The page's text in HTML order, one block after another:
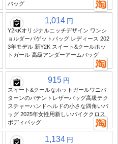
バッグ
1,014 円
Y2KKオリジナルニッチデザイン ワンシ
ョルダーバゲットバッグ レディース 202
3年モデル 新Y2K スイート&クールホッ
トガール 高級アンダーアームバッグ
915 円
スイート&クールなホットガールワニパ
ターンのパテントレザーバッグ高級テク
スチャーハンドヘルドの小さな四角いバ
ッグ 2025年女性用新しいバイククロス
ボディバッグ
1,134 円